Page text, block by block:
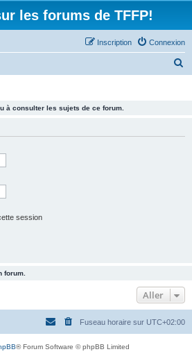
les forums de TFFP!
Connexion
Inscription
à consulter les sujets de ce forum.
session
forum.
Aller
Fuseau horaire sur UTC+02:00
® Forum Software © phpBB Limited